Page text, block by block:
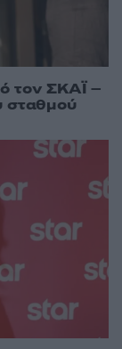
τον ΣΚΑΪ –
σταθμού